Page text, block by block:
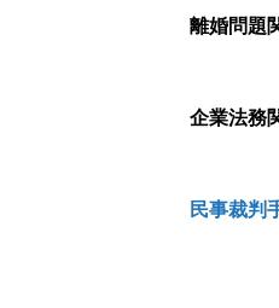
お問
離婚問題
企業法務
民事裁判